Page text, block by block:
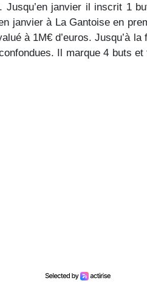
Jusqu’en janvier il inscrit 1
janvier à La Gantoise en
à 1M€ d’euros. Jusqu’à la
Il marque 4 buts et